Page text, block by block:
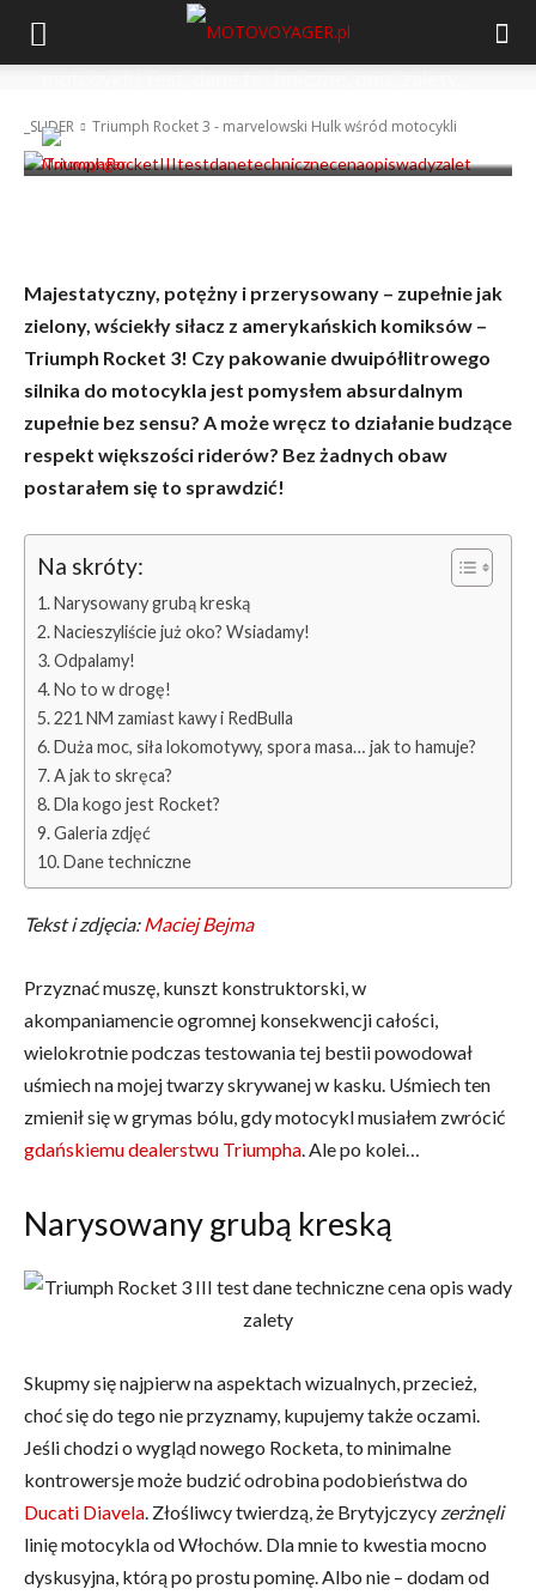
_SLIDER Triumph Rocket 3 - marvelowski Hulk wśród motocykli
Triumph Rocket 3 – marvelowski Hulk wśród
Majestatyczny, potężny i przerysowany – zupełnie jak
zielony, wściekły siłacz z amerykańskich komiksów –
Triumph Rocket 3! Czy pakowanie dwuipółlitrowego
silnika do motocykla jest pomysłem absurdalnym
zupełnie bez sensu? A może wręcz to działanie budzące
respekt większości riderów? Bez żadnych obaw
postarałem się to sprawdzić!
Na skróty:
Narysowany grubą kreską
Nacieszyliście już oko? Wsiadamy!
Odpalamy!
No to w drogę!
221 NM zamiast kawy i RedBulla
Duża moc, siła lokomotywy, spora masa… jak to hamuje?
A jak to skręca?
Dla kogo jest Rocket?
Galeria zdjęć
Dane techniczne
Tekst i zdjęcia:Maciej Bejma
Przyznać muszę, kunszt konstruktorski, w
akompaniamencie ogromnej konsekwencji całości,
wielokrotnie podczas testowania tej bestii powodował
uśmiech na mojej twarzy skrywanej w kasku. Uśmiech ten
zmienił się w grymas bólu, gdy motocykl musiałem zwrócić
gdańskiemu dealerstwu Triumpha. Ale po kolei…
Narysowany grubą kreską
Skupmy się najpierw na aspektach wizualnych, przecież,
choć się do tego nie przyznamy, kupujemy także oczami.
Jeśli chodzi o wygląd nowego Rocketa, to minimalne
kontrowersje może budzić odrobina podobieństwa do
Ducati Diavela. Złośliwcy twierdzą, że Brytyjczycy zerżnęli
linię motocykla od Włochów. Dla mnie to kwestia mocno
dyskusyjna, którą po prostu pominę. Albo nie – dodam od